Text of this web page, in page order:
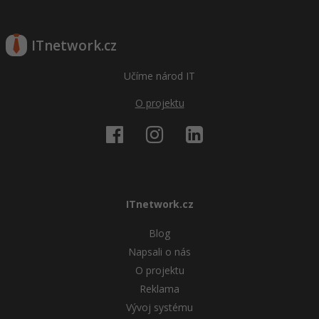
ITnetwork.cz
Učíme národ IT
O projektu
ITnetwork.cz
Blog
Napsali o nás
O projektu
Reklama
Vývoj systému